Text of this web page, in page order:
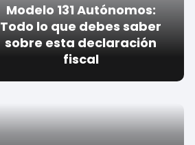
Modelo 131 Autónomos:
Todo lo que debes saber
sobre esta declaración
fiscal